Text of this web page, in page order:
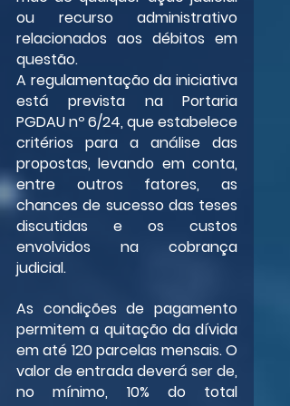
ou recurso administrativo
relacionados aos débitos em
questão.
A regulamentação da iniciativa
está prevista na Portaria
PGDAU nº 6/24, que estabelece
critérios para a análise das
propostas, levando em conta,
entre outros fatores, as
chances de sucesso das teses
discutidas e os custos
envolvidos na cobrança
judicial.
As condições de pagamento
permitem a quitação da dívida
em até 120 parcelas mensais. O
valor de entrada deverá ser de,
no mínimo, 10% do total